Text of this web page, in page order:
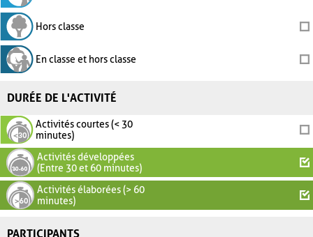
Hors classe
En classe et hors classe
DURÉE DE L'ACTIVITÉ
Activités courtes (< 30
minutes)
Activités développées
(Entre 30 et 60 minutes)
Activités élaborées (> 60
minutes)
PARTICIPANTS